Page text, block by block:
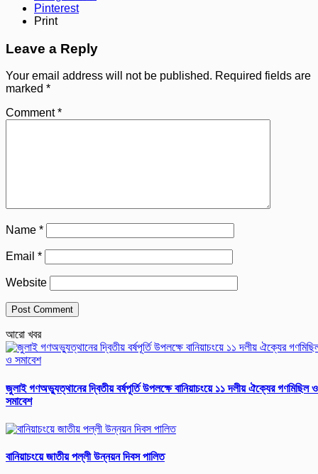
Pinterest
Print
Leave a Reply
Your email address will not be published. Required fields are
marked *
Comment*
Name *
Email *
Website
আরো খবর
জুলাই গণঅভ্যুত্থানের দ্বিতীয় বর্ষপূর্তি উপলক্ষে বানিয়াচংয়ে ১১ দলীয় ঐক্যের গণমিছিল ও
সমাবেশ
বানিয়াচংয়ে জাতীয় পল্লী উন্নয়ন দিবস পালিত